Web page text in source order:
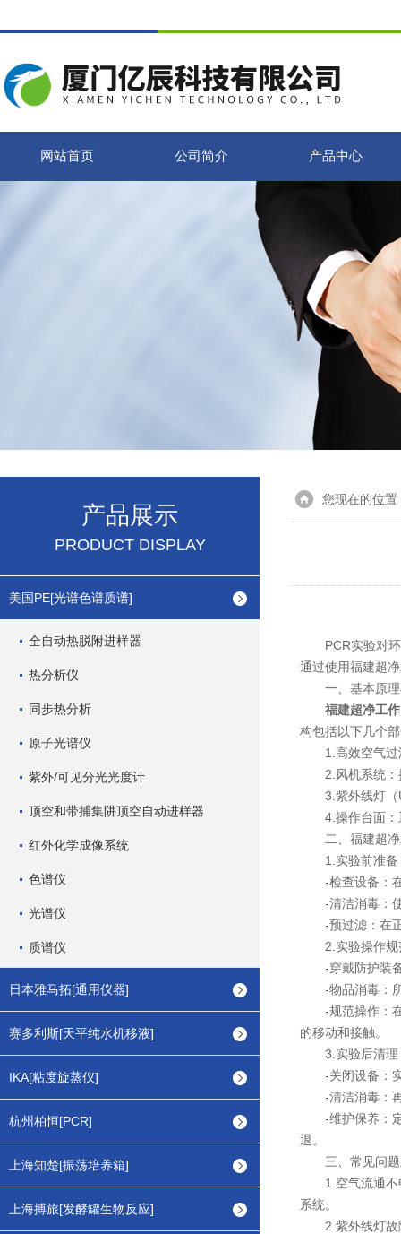
网站首页 公司简介 产品中心
产品展示
PRODUCT DISPLAY
美国PE[光谱色谱质谱]
全自动热脱附进样器
热分析仪
同步热分析
原子光谱仪
紫外/可见分光光度计
顶空和带捕集阱顶空自动进样器
红外化学成像系统
色谱仪
光谱仪
质谱仪
日本雅马拓[通用仪器]
赛多利斯[天平纯水机移液]
IKA[粘度旋蒸仪]
杭州柏恒[PCR]
上海知楚[振荡培养箱]
上海搏旅[发酵罐生物反应]
您现在的位置
PCR实验对环
通过使用福建超
一、基本原理
福建超净工
构包括以下几个
1.高效空气过滤
2.风机系统：
3.紫外线灯（
4.操作台面：通
二、福建超净
1.实验前准备
-检查设备：在
-清洁消毒：使
-预过滤：在正
2.实验操作规
-穿戴防护装备
-物品消毒：所
-规范操作：在
的移动和接触。
3.实验后清理
-关闭设备：实
-清洁消毒：再
-维护保养：定
退。
三、常见问题
1.空气流通不畅
系统。
2.紫外线灯故障